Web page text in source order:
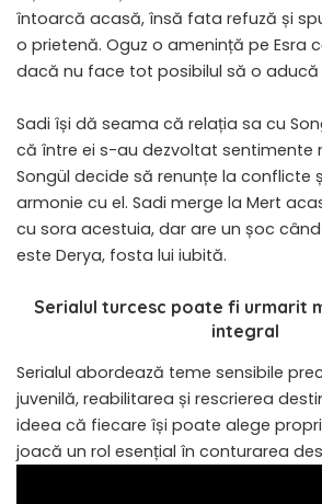
întoarcă acasă, însă fata refuză și
o prietenă. Oguz o amenință pe Esra
dacă nu face tot posibilul să o aducă
Sadi își dă seama că relația sa cu
că între ei s-au dezvoltat sentimente
Songül decide să renunțe la conflicte
armonie cu el. Sadi merge la Mert
cu sora acestuia, dar are un șoc
este Derya, fosta lui iubită.
Serialul turcesc poate fi urmarit
integral
Serialul abordează teme sensibile
juvenilă, reabilitarea și rescrierea
ideea că fiecare își poate alege
joacă un rol esențial în conturarea